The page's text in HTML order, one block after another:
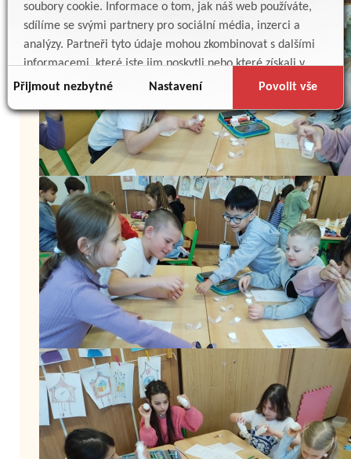
soubory cookie. Informace o tom, jak náš web používáte,
sdílíme se svými partnery pro sociální média, inzerci a
analýzy. Partneři tyto údaje mohou zkombinovat s dalšími
informacemi, které jste jim poskytli nebo které získali v
důsledku toho, že používáte jejich služby.
Přijmout nezbytné Nastavení Povolit vše